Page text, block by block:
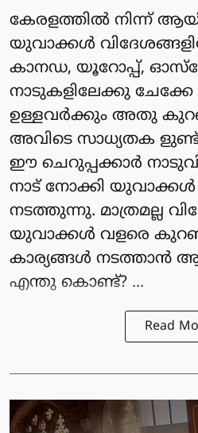
കേരളത്തിൽ നിന്ന്
യുവാക്കൾ
കാനഡ, യൂറോപ്പ്,
നാടുകളിലേക്കു ചേക്കേ
ഉള്ളവർക്കും അതു
അവിടെ സാധ്യതക
ഈ ചെറുപ്പക്കാർ
നാട് നോക്കി യുവാക്കൾ
നടത്തുന്നു. മാത്രമല്ല
യുവാക്കൾ വളരെ
കാര്യങ്ങൾ നടത്താൻ
എന്തു കൊണ്ട്? ...
Read